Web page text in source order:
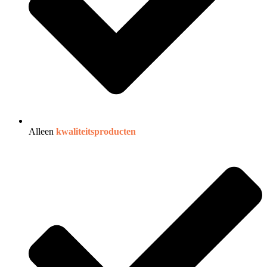
Alleen kwaliteitsproducten